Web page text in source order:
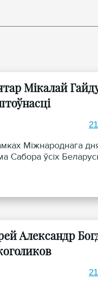
Мікалай
Міжнароднага
Сабора ўсіх
Александр